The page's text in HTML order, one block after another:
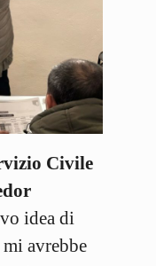
Civile
idea di
mi avrebbe